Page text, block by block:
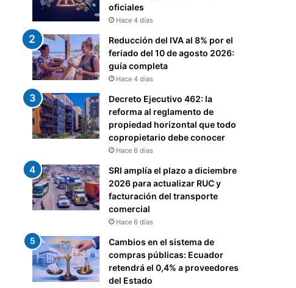
oficiales
Hace 4 días
Reducción del IVA al 8% por el
feriado del 10 de agosto 2026:
guía completa
Hace 4 días
Decreto Ejecutivo 462: la
reforma al reglamento de
propiedad horizontal que todo
copropietario debe conocer
Hace 6 días
SRI amplía el plazo a diciembre
2026 para actualizar RUC y
facturación del transporte
comercial
Hace 6 días
Cambios en el sistema de
compras públicas: Ecuador
retendrá el 0,4% a proveedores
del Estado